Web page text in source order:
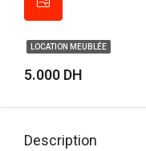
LOCATION MEUBLÉE
5.000 DH
Description